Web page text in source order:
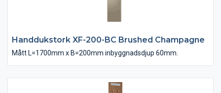
Handdukstork XF-200-BC Brushed Champagne
Mått L=1700mm x B=200mm inbyggnadsdjup 60mm.